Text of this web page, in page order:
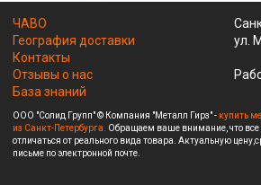
ЧАВО
География доставки
Контакты
Отзывы о нас
База знаний
ул.
ООО "Солид Групп" © Компания "Металл Гирз" - купить
из Санкт-Петербурга. Обращаем ваше внимание, что все
отличаться от реального вида товара. Актуальную
письме по электронной почте.